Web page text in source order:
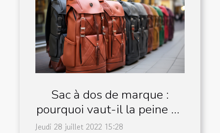
Sac à dos de marque :
pourquoi vaut-il la peine de
choisir ?
Jeudi 28 juillet 2022 15:28